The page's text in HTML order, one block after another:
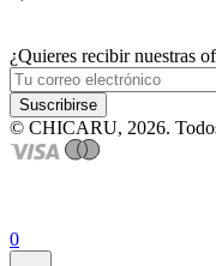
¿Quieres recibir nuestras
Suscribirse
© CHICARU, 2026.
0